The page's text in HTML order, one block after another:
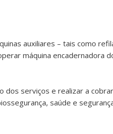
auxiliares – tais como
máquina encadernadora
dos serviços e realizar a
saúde e